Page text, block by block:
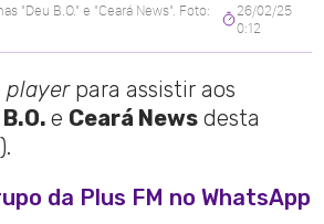
"Deu B.O." e "Ceará News". Foto:
26/02/25
0:12
playerpara assistir aos
B.O.e Ceará News desta
da Plus FM no WhatsApp